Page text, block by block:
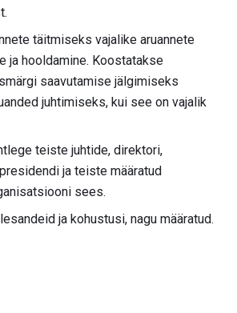
täitmiseks vajalike aruannete
ja hooldamine. Koostatakse
saavutamise jälgimiseks
juhtimiseks, kui see on vajalik
teiste juhtide, direktori,
ja teiste määratud
sees.
ja kohustusi, nagu määratud.